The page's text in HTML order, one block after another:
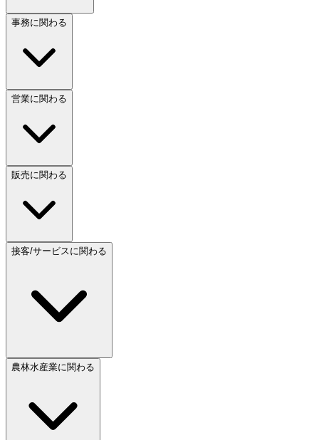
事務に関わる
営業に関わる
販売に関わる
接客/サービスに関わる
農林水産業に関わる